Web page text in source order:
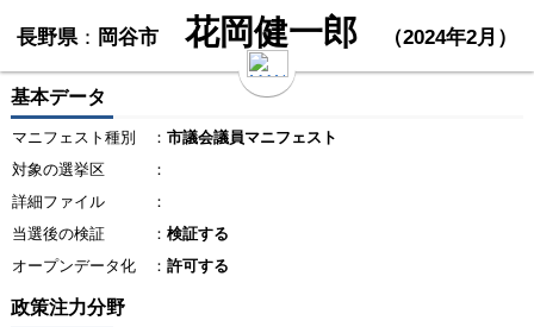
長野県： 岡谷市 花岡健一郎 （2024年2月）
基本データ
マニフェスト種別 ： 市議会議員マニフェスト
対象の選挙区
：
詳細ファイル
：
当選後の検証
： 検証する
オープンデータ化
： 許可する
政策注力分野